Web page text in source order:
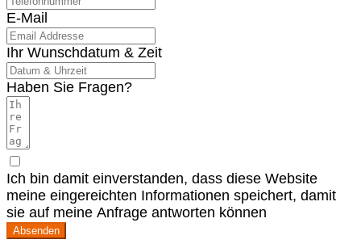
E-Mail
Ihr Wunschdatum & Zeit
Haben Sie Fragen?
Ich bin damit einverstanden, dass diese Website
meine eingereichten Informationen speichert, damit
sie auf meine Anfrage antworten können
Absenden